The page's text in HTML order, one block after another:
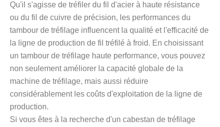
Qu'il s'agisse de tréfiler du fil d'acier à haute résistance
ou du fil de cuivre de précision, les performances du
tambour de tréfilage influencent la qualité et l'efficacité de
la ligne de production de fil tréfilé à froid. En choisissant
un tambour de tréfilage haute performance, vous pouvez
non seulement améliorer la capacité globale de la
machine de tréfilage, mais aussi réduire
considérablement les coûts d'exploitation de la ligne de
production.
Si vous êtes à la recherche d'un cabestan de tréfilage